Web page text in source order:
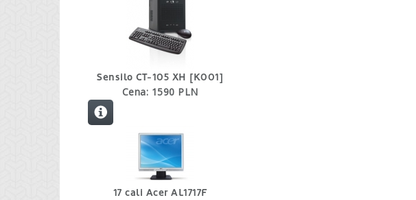
Sensilo CT-105 XH [K001]
Cena: 1590 PLN
17 cali Acer AL1717F